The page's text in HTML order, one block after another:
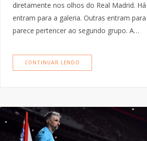
diretamente nos olhos do Real Madrid.
entram para a galeria. Outras entram
parece pertencer ao segundo grupo. A…
CONTINUAR LENDO